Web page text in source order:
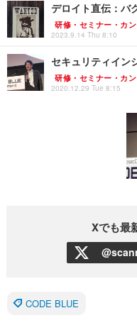
デロイト直伝：バ
研修・セミナー・カ
2023.9.14 Thu 8:10
セキュリティイン
研修・セミナー・カ
2020.12.29 Tue 8:15
Xでも最
CODE BLUE